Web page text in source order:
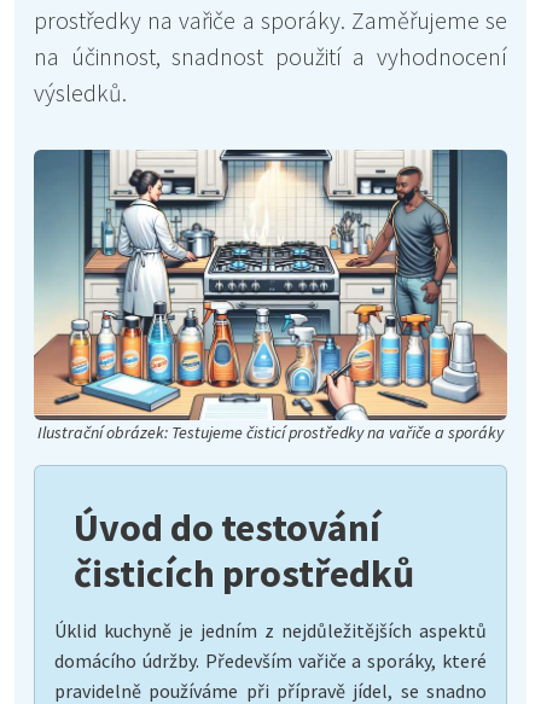
prostředky na vařiče a sporáky. Zaměřujeme se
na účinnost, snadnost použití a vyhodnocení
výsledků.
Ilustrační obrázek: Testujeme čisticí prostředky na vařiče a sporáky
Úvod do testování
čisticích prostředků
Úklid kuchyně je jedním z nejdůležitějších aspektů
domácího údržby. Především vařiče a sporáky, které
pravidelně používáme při přípravě jídel, se snadno